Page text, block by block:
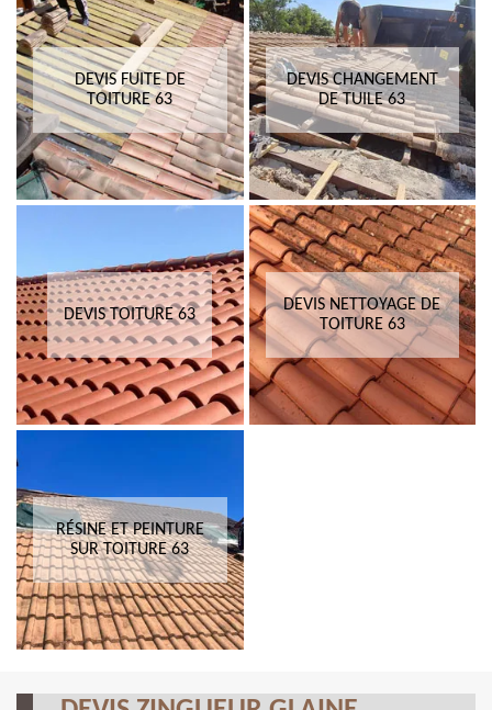
DEVIS FUITE DE
TOITURE 63
DEVIS CHANGEMENT
DE TUILE 63
DEVIS TOITURE 63
DEVIS NETTOYAGE DE
TOITURE 63
RÉSINE ET PEINTURE
SUR TOITURE 63